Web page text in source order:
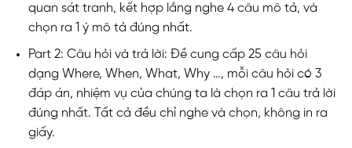
quan sát tranh, kết hợp lắng nghe 4 câu mô tả, và
chọn ra 1 ý mô tả đúng nhất.
Part 2: Câu hỏi và trả lời: Đề cung cấp 25 câu hỏi
dạng Where, When, What, Why …, mỗi câu hỏi có 3
đáp án, nhiệm vụ của chúng ta là chọn ra 1 câu trả lời
đúng nhất. Tất cả đều chỉ nghe và chọn, không in ra
giấy.